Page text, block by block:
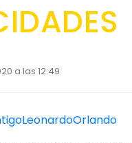
a las 12:49